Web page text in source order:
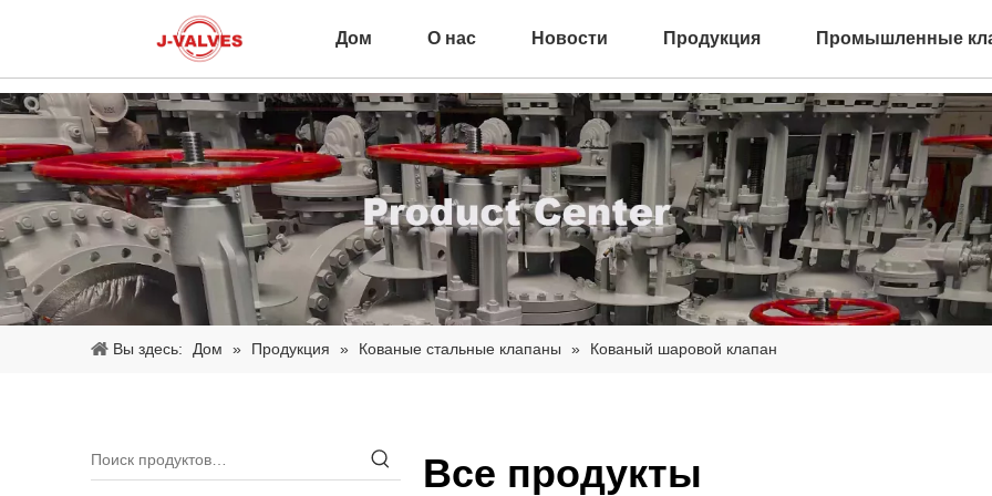
Дом О нас Новости Продукция Промышленные
Вы здесь: Дом » Продукция » Кованые стальные клапаны » Кованый шаровой клапан
Все продукты